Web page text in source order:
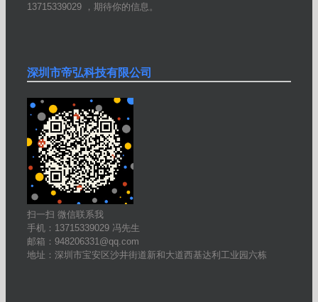
13715339029 ，期待你的信息。
深圳市帝弘科技有限公司
扫一扫 微信联系我
手机：13715339029 冯先生
邮箱：948206331@qq.com
地址：深圳市宝安区沙井街道新和大道西基达利工业园六栋